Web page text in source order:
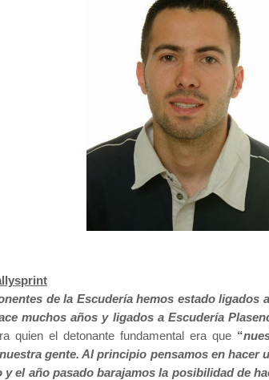
de la Escudería hemos estado ligados
muchos años y ligados a Escudería
quien el detonante fundamental era que “
gente. Al principio pensamos en hacer
y el año pasado barajamos la posibilidad de